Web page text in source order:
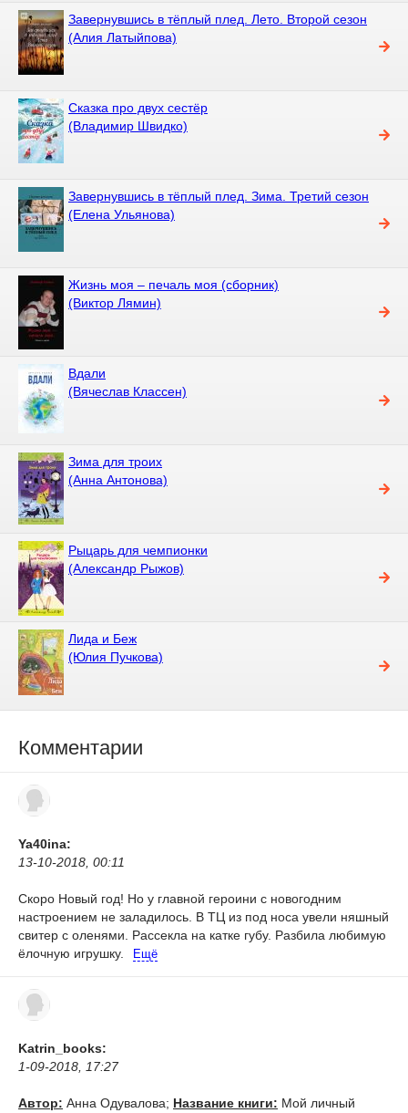
Завернувшись в тёплый плед. Лето. Второй сезон
(Алия Латыйпова)
Сказка про двух сестёр
(Владимир Швидко)
Завернувшись в тёплый плед. Зима. Третий сезон
(Елена Ульянова)
Жизнь моя – печаль моя (сборник)
(Виктор Лямин)
Вдали
(Вячеслав Классен)
Зима для троих
(Анна Антонова)
Рыцарь для чемпионки
(Александр Рыжов)
Лида и Беж
(Юлия Пучкова)
Комментарии
Ya40ina:
13-10-2018, 00:11
Скоро Новый год! Но у главной героини с новогодним
настроением не заладилось. В ТЦ из под носа увели няшный
свитер с оленями. Рассекла на катке губу. Разбила любимую
ёлочную игрушку.
Ещё
Katrin_books:
1-09-2018, 17:27
Автор: Анна Одувалова; Название книги: Мой личный